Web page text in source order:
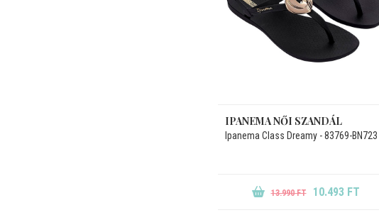
IPANEMA NŐI SZANDÁL
Ipanema Class Dreamy - 83769-BN723
13.990 FT 10.493 FT